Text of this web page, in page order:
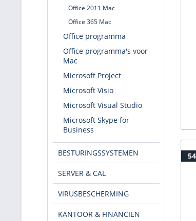
Office 2011 Mac
Office 365 Mac
Office programma
Office programma's voor
Mac
Microsoft Project
Microsoft Visio
Microsoft Visual Studio
Microsoft Skype for
Business
BESTURINGSSYSTEMEN
SERVER & CAL
VIRUSBESCHERMING
KANTOOR & FINANCIËN